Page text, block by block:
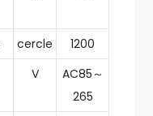
cercle
1200
V
AC85～
265